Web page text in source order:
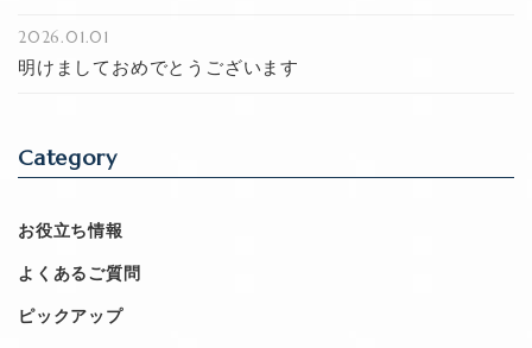
2026.01.01
明けましておめでとうございます
Category
お役立ち情報
よくあるご質問
ピックアップ